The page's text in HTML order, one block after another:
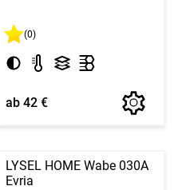
(0)
ab 42 €
LYSEL HOME Wabe 030A
Evria